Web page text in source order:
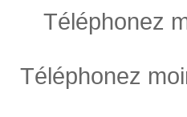
Téléphonez
Téléphonez